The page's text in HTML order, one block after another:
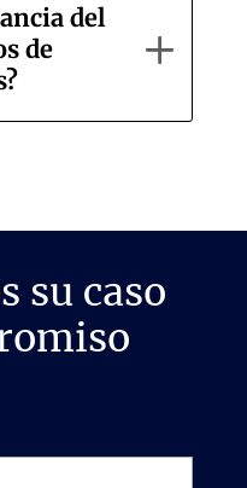
del
de
su caso